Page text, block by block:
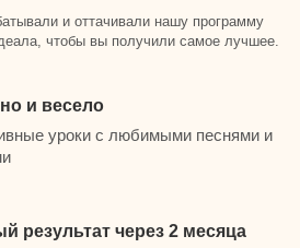
и оттачивали нашу программу
чтобы вы получили самое лучшее.
и весело
уроки с любимыми песнями и
результат через 2 месяца